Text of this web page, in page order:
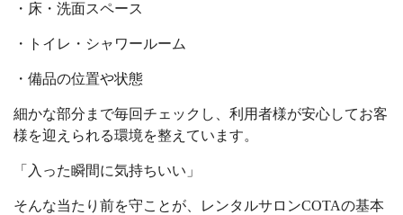
・床・洗面スペース
・トイレ・シャワールーム
・備品の位置や状態
細かな部分まで毎回チェックし、利用者様が安心してお客
様を迎えられる環境を整えています。
「入った瞬間に気持ちいい」
そんな当たり前を守ことが、レンタルサロンCOTAの基本